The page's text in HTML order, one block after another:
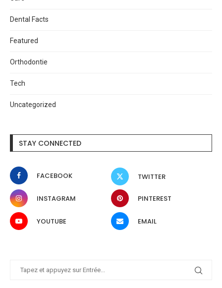
Dental Facts
Featured
Orthodontie
Tech
Uncategorized
STAY CONNECTED
FACEBOOK TWITTER
INSTAGRAM PINTEREST
YOUTUBE EMAIL